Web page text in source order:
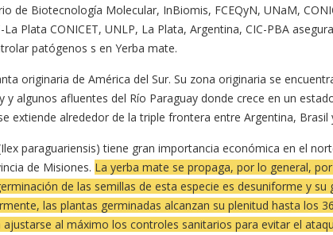
de Biotecnología Molecular, InBiomis, FCEQyN, UNaM,
La Plata CONICET, UNLP, La Plata, Argentina, CIC-PBA
patógenos s en Yerba mate.
originaria de América del Sur. Su zona originaria se
y algunos afluentes del Río Paraguay donde crece en un
extiende alrededor de la triple frontera entre Argentina, Brasil
paraguariensis) tiene gran importancia económica en el
de Misiones. La yerba mate se propaga, por lo general,
de las semillas de esta especie es desuniforme y su
las plantas germinadas alcanzan su plenitud hasta los
al máximo los controles sanitarios para evitar el